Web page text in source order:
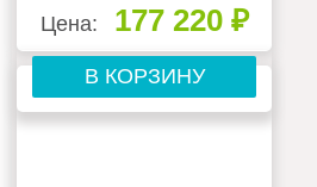
Цена: 177 220 ₽
В КОРЗИНУ